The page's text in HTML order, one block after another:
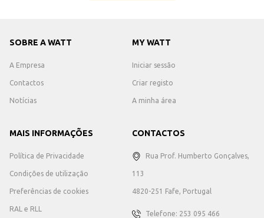
SOBRE A WATT
A Empresa
Contactos
Notícias
MY WATT
Iniciar sessão
Criar registo
A minha área
MAIS INFORMAÇÕES
Política de Privacidade
Condições de utilização
Preferências de cookies
RAL e RLL
CONTACTOS
Rua Prof. Humberto Gonçalves,
113
4820-251 Fafe, Portugal
Telefone: 253 095 466